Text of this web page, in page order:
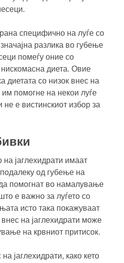
специфично на луѓе со
разлика во губење
помеѓу оние со
нискомасна диета. Овие
диетата со низок внес на
помогне на некои луѓе
е вистинскиот избор за
јаглехидрати имаат
од губење на
помогнат во намалување
е важно за луѓето со
исто така покажуваат
внес на јаглехидрати може
на крвниот притисок.
јаглехидрати, како кето